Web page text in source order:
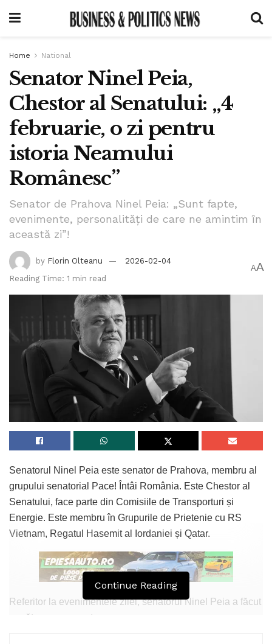
Home National
Senator Ninel Peia,
Chestor al Senatului: „4
februarie, o zi pentru
istoria Neamului
Românesc”
Senator de Prahova Ninel Peia: „Sunt fapte,
evenimente, personalități de care ne amintim în
această zi”!
by Florin Olteanu
2026-02-04
Reading Time: 1 min read
AA
Senatorul Ninel Peia este senator de Prahova, membru al
grupului senatorial Pace! Întâi România. Este Chestor al
Senatului, face parte din Comisiile de Transporturi și
Energie. Este membru în Grupurile de Prietenie cu RS
Vietnam, Regatul Hasemit al Iordaniei și Qatar.
Referitor la evenimentele zilei, senatorul Ninel Peia a făcut
următoarea prezentare:
Continue Reading